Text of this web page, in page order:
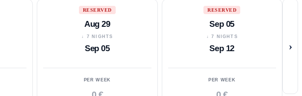
RESERVED
Aug 29
↓ 7 NIGHTS
Sep 05
PER WEEK
RESERVED
Sep 05
↓ 7 NIGHTS
Sep 12
PER WEEK
›